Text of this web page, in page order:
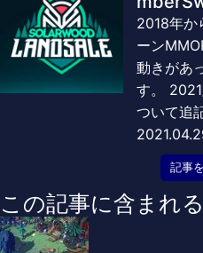
2018年か
ーン
動きがあ
す。
ついて追
記事
この記事に含まれ